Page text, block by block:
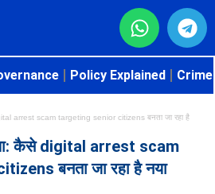
Policy Explained
arrest scam targeting senior citizens बनता जा रहा है
कैसे digital arrest scam
बनता जा रहा है नया